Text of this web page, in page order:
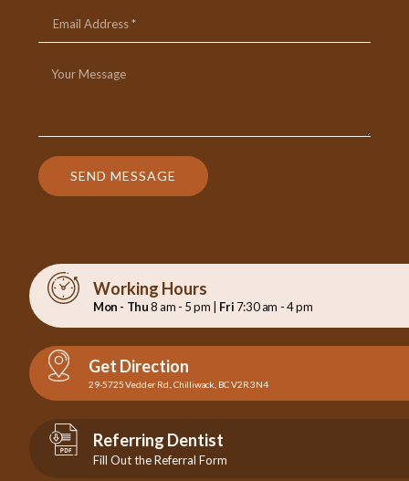
SEND MESSAGE
Working Hours
Mon - Thu8 am - 5 pm | Fri 7:30 am - 4 pm
Get Direction
29-5725 Vedder Rd., Chilliwack, BC V2R 3N4
Referring Dentist
Fill Out the Referral Form